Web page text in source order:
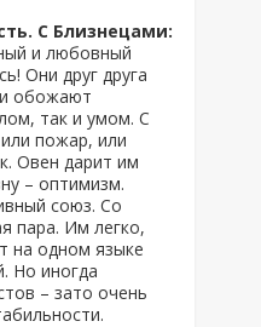
С Близнецами:
и любовный
Они друг друга
обожают
так и умом. С
пожар, или
Овен дарит им
– оптимизм.
союз. Со
пара. Им легко,
на одном языке
Но иногда
– зато очень